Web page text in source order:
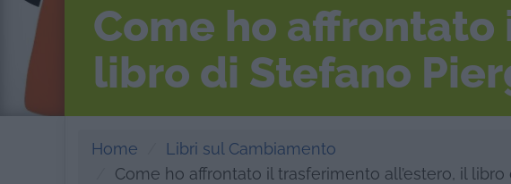
Come ho
libro di Stefano
Home
Libri sul Cambiamento
Come ho affrontato il trasferimento all’estero, il